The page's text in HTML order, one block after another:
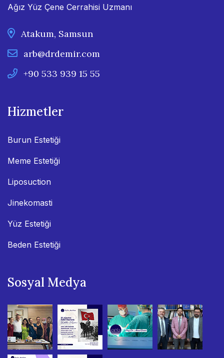
Ağız Yüz Çene Cerrahisi Uzmanı
Atakum, Samsun
arb@drdemir.com
+90 533 939 15 55
Hizmetler
Burun Estetiği
Meme Estetiği
Liposuction
Jinekomasti
Yüz Estetiği
Beden Estetiği
Sosyal Medya